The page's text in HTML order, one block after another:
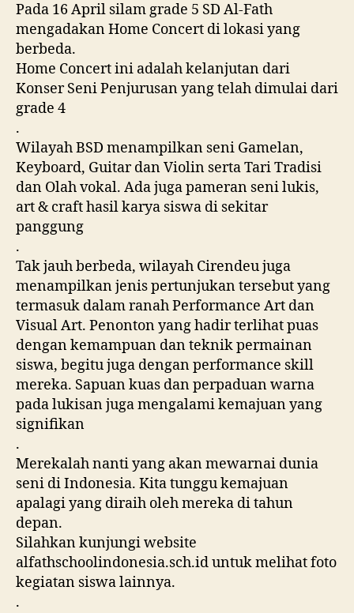
Pada 16 April silam grade 5 SD Al-Fath
mengadakan Home Concert di lokasi yang
berbeda.
Home Concert ini adalah kelanjutan dari
Konser Seni Penjurusan yang telah dimulai dari
grade 4
.
Wilayah BSD menampilkan seni Gamelan,
Keyboard, Guitar dan Violin serta Tari Tradisi
dan Olah vokal. Ada juga pameran seni lukis,
art & craft hasil karya siswa di sekitar
panggung
.
Tak jauh berbeda, wilayah Cirendeu juga
menampilkan jenis pertunjukan tersebut yang
termasuk dalam ranah Performance Art dan
Visual Art. Penonton yang hadir terlihat puas
dengan kemampuan dan teknik permainan
siswa, begitu juga dengan performance skill
mereka. Sapuan kuas dan perpaduan warna
pada lukisan juga mengalami kemajuan yang
signifikan
.
Merekalah nanti yang akan mewarnai dunia
seni di Indonesia. Kita tunggu kemajuan
apalagi yang diraih oleh mereka di tahun
depan.
Silahkan kunjungi website
alfathschoolindonesia.sch.id untuk melihat foto
kegiatan siswa lainnya.
.